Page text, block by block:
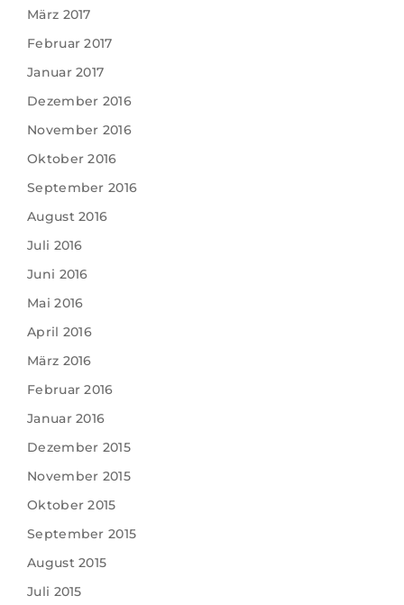
März 2017
Februar 2017
Januar 2017
Dezember 2016
November 2016
Oktober 2016
September 2016
August 2016
Juli 2016
Juni 2016
Mai 2016
April 2016
März 2016
Februar 2016
Januar 2016
Dezember 2015
November 2015
Oktober 2015
September 2015
August 2015
Juli 2015